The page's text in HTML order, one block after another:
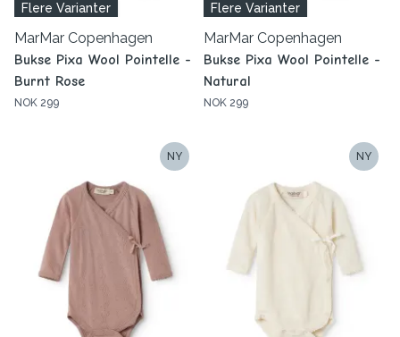
Flere Varianter
MarMar Copenhagen
Bukse Pixa Wool Pointelle -
Burnt Rose
NOK 299
Flere Varianter
MarMar Copenhagen
Bukse Pixa Wool Pointelle -
Natural
NOK 299
NY NY